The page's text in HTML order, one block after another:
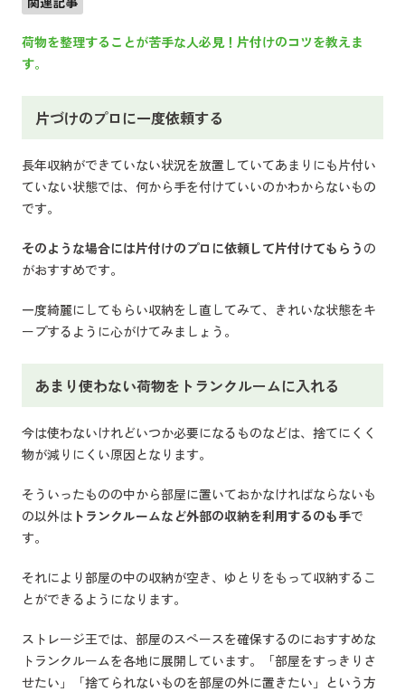
荷物を整理することが苦手な人必見！片付けのコツを教えま
す。
片づけのプロに一度依頼する
長年収納ができていない状況を放置していてあまりにも片付い
ていない状態では、何から手を付けていいのかわからないもの
です。
そのような場合には片付けのプロに依頼して片付けてもらう の
がおすすめです。
一度綺麗にしてもらい収納をし直してみて、きれいな状態をキ
ープするように心がけてみましょう。
あまり使わない荷物をトランクルームに入れる
今は使わないけれどいつか必要になるものなどは、捨てにくく
物が減りにくい原因となります。
そういったものの中から部屋に置いておかなければならないも
の以外は トランクルームなど外部の収納を利用するのも手で
す。
それにより部屋の中の収納が空き、ゆとりをもって収納するこ
とができるようになります。
ストレージ王では、部屋のスペースを確保するのにおすすめな
トランクルームを各地に展開しています。「部屋をすっきりさ
せたい」「捨てられないものを部屋の外に置きたい」という方